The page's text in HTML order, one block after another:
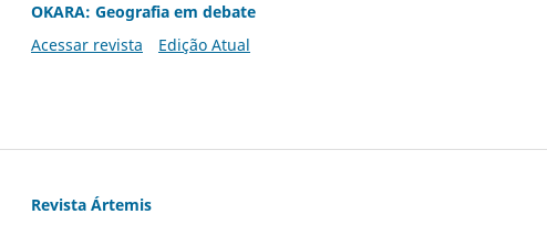
OKARA: Geografia em debate
Acessar revista
Edição Atual
Revista Ártemis